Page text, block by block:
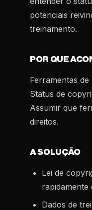
potenciais
treinamento.
POR QUE
Ferramentas
Status de
Assumir que
direitos.
A SOLUÇÃO
Lei de
rapidamente
Dados de